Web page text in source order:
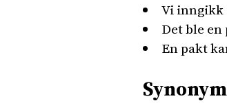
Vi inngikk
Det ble
En pakt